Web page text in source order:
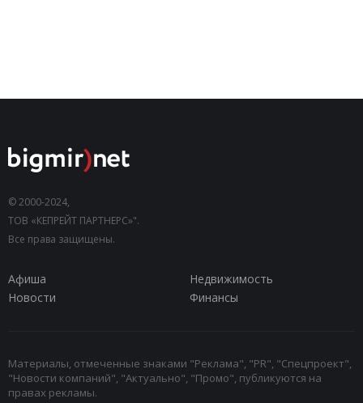
© 2000-2024,
ТОВ «КЕПРЕЙТ ПАРТНЕРС»".
Все права защищены.
Афиша
Недвижимость
Новости
Финансы
Материалы, отмеченные знаками "Реклама", "PR", "Спецпроект",
"Новости компаний", "Актуально", "Промо", публикуются на
правах рекламы.